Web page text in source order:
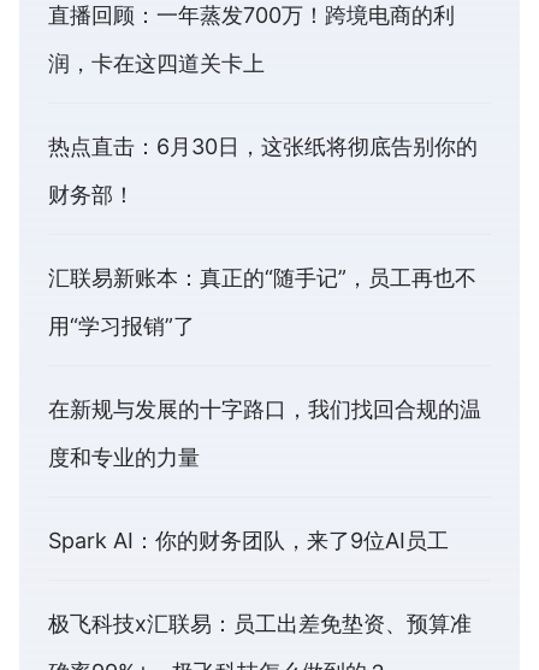
直播回顾：一年蒸发700万！跨境电商的利
润，卡在这四道关卡上
热点直击：6月30日，这张纸将彻底告别你的
财务部！
汇联易新账本：真正的“随手记”，员工再也不
用“学习报销”了
在新规与发展的十字路口，我们找回合规的温
度和专业的力量
Spark AI：你的财务团队，来了9位AI员工
极飞科技x汇联易：员工出差免垫资、预算准